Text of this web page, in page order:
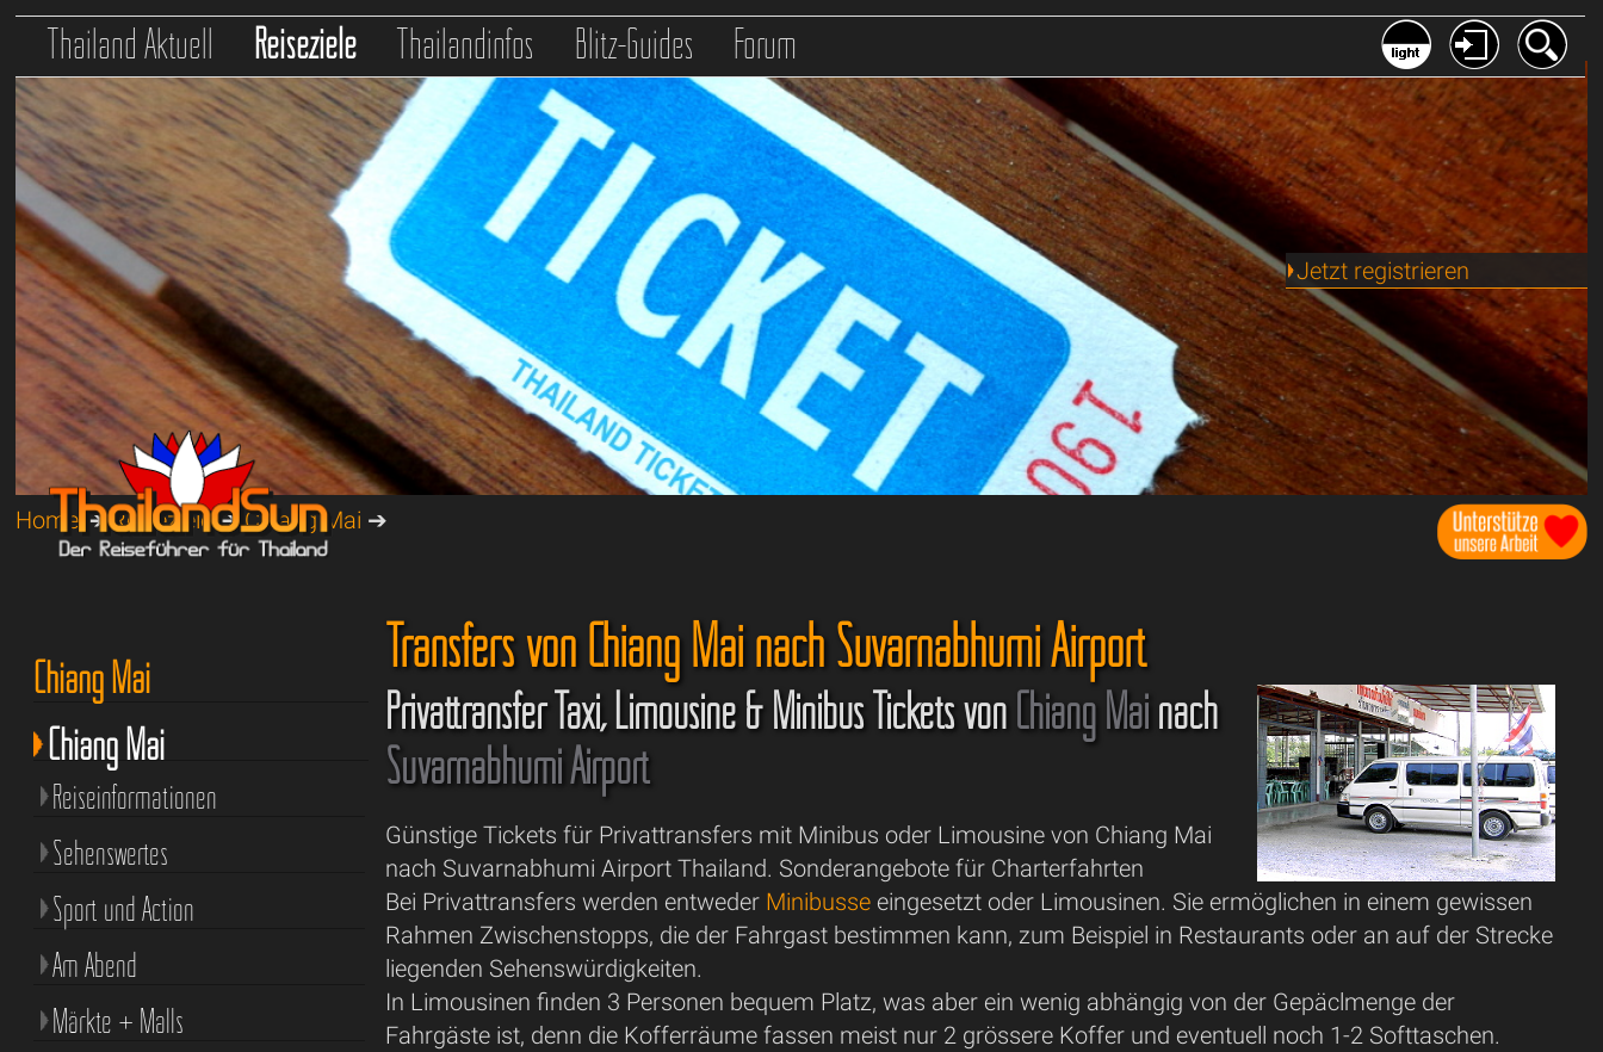
Thailand Aktuell Reiseziele Thailandinfos Blitz-Guides Forum
Jetzt registrieren
Home➔Reiseziele➔Chiang Mai ➔
Transfers von Chiang Mai nach Suvarnabhumi Airport
Privattransfer Taxi, Limousine & Minibus Tickets vonChiang Mainach
Suvarnabhumi Airport
Günstige Tickets für Privattransfers mit Minibus oder Limousine von Chiang Mai
nach Suvarnabhumi Airport Thailand. Sonderangebote für Charterfahrten
Bei Privattransfers werden entweder Minibusse eingesetzt oder Limousinen. Sie ermöglichen in einem gewissen
Rahmen Zwischenstopps, die der Fahrgast bestimmen kann, zum Beispiel in Restaurants oder an auf der Strecke
liegenden Sehenswürdigkeiten.
In Limousinen finden 3 Personen bequem Platz, was aber ein wenig abhängig von der Gepäclmenge der
Fahrgäste ist, denn die Kofferräume fassen meist nur 2 grössere Koffer und eventuell noch 1-2 Softtaschen.
Chiang Mai
Chiang Mai
Reiseinformationen
Sehenswertes
Sport und Action
Am Abend
Märkte + Malls